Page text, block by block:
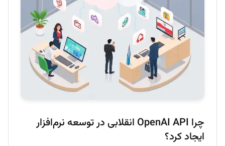
چرا OpenAI API انقلابی در توسعه نرم‌افزار
ایجاد کرد؟